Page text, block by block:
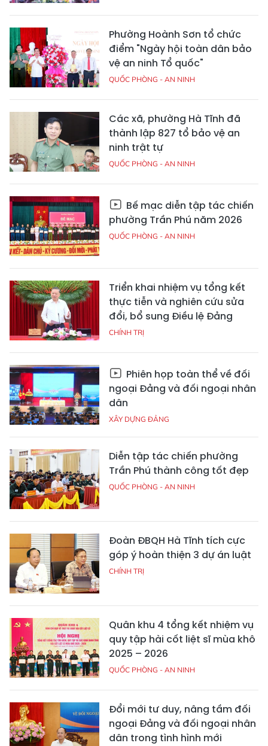
Phường Hoành Sơn tổ chức
điểm "Ngày hội toàn dân bảo
vệ an ninh Tổ quốc"
QUỐC PHÒNG - AN NINH
Các xã, phường Hà Tĩnh đã
thành lập 827 tổ bảo vệ an
ninh trật tự
QUỐC PHÒNG - AN NINH
Bế mạc diễn tập tác chiến
phường Trần Phú năm 2026
QUỐC PHÒNG - AN NINH
Triển khai nhiệm vụ tổng kết
thực tiễn và nghiên cứu sửa
đổi, bổ sung Điều lệ Đảng
CHÍNH TRỊ
Phiên họp toàn thể về đối
ngoại Đảng và đối ngoại nhân
dân
XÂY DỰNG ĐẢNG
Diễn tập tác chiến phường
Trần Phú thành công tốt đẹp
QUỐC PHÒNG - AN NINH
Đoàn ĐBQH Hà Tĩnh tích cực
góp ý hoàn thiện 3 dự án luật
CHÍNH TRỊ
Quân khu 4 tổng kết nhiệm vụ
quy tập hài cốt liệt sĩ mùa khô
2025 – 2026
QUỐC PHÒNG - AN NINH
Đổi mới tư duy, nâng tầm đối
ngoại Đảng và đối ngoại nhân
dân trong tình hình mới